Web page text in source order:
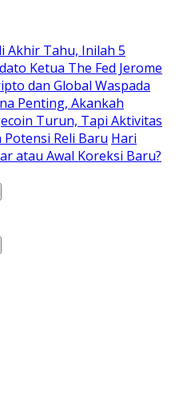
Akhir Tahu, Inilah 5
Ketua The Fed Jerome
dan Global Waspada
Penting, Akankah
Turun, Tapi Aktivitas
Reli Baru Hari
atau Awal Koreksi Baru?